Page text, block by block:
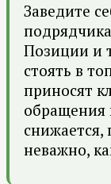
Заведите
Позиции и
стоять в
приносят
обращения
снижается,
неважно,